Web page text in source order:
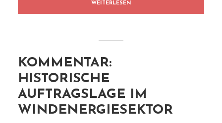
WEITERLESEN
KOMMENTAR:
HISTORISCHE
AUFTRAGSLAGE IM
WINDENERGIESEKTOR